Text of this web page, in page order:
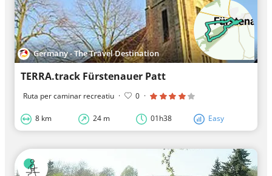
Germany - The Travel Destination
TERRA.track Fürstenauer Patt
Ruta per caminar recreatiu · 0 ·
8 km 24 m 01h38 Easy